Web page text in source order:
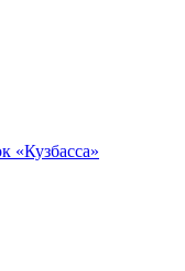
«Кузбасса»